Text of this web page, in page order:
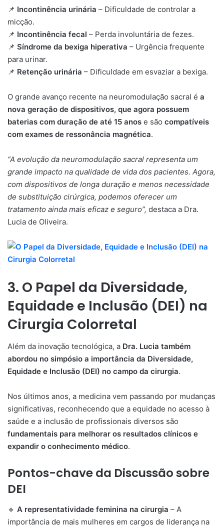
📌 Incontinência urinária – Dificuldade de controlar a
micção.
📌 Incontinência fecal – Perda involuntária de fezes.
📌 Síndrome da bexiga hiperativa – Urgência frequente
para urinar.
📌 Retenção urinária – Dificuldade em esvaziar a bexiga.
O grande avanço recente na neuromodulação sacral é a
nova geração de dispositivos, que agora possuem
baterias com duração de até 15 anos e são compatíveis
com exames de ressonância magnética.
“A evolução da neuromodulação sacral representa um
grande impacto na qualidade de vida dos pacientes. Agora,
com dispositivos de longa duração e menos necessidade
de substituição cirúrgica, podemos oferecer um
tratamento ainda mais eficaz e seguro”, destaca a Dra.
Lucia de Oliveira.
3. O Papel da Diversidade,
Equidade e Inclusão (DEI) na
Cirurgia Colorretal
Além da inovação tecnológica, a Dra. Lucia também
abordou no simpósio a importância da Diversidade,
Equidade e Inclusão (DEI) no campo da cirurgia.
Nos últimos anos, a medicina vem passando por mudanças
significativas, reconhecendo que a equidade no acesso à
saúde e a inclusão de profissionais diversos são
fundamentais para melhorar os resultados clínicos e
expandir o conhecimento médico.
Pontos-chave da Discussão sobre
DEI
🔹 A representatividade feminina na cirurgia – A
importância de mais mulheres em cargos de liderança na